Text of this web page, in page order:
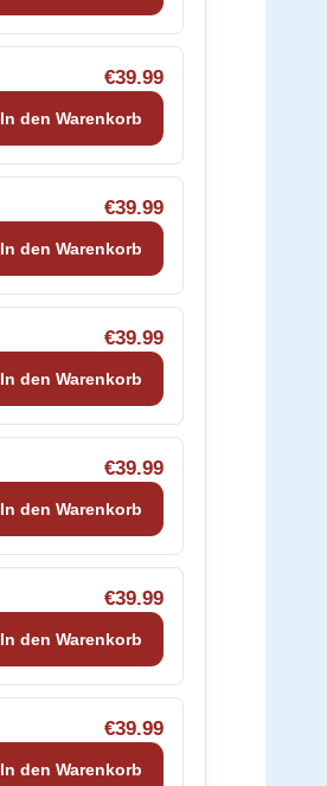
€39.99
In den Warenkorb
€39.99
In den Warenkorb
€39.99
In den Warenkorb
€39.99
In den Warenkorb
€39.99
In den Warenkorb
€39.99
In den Warenkorb